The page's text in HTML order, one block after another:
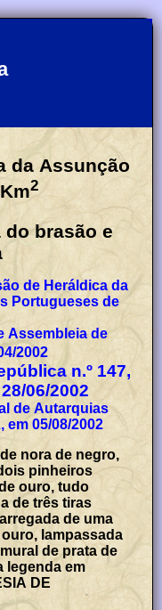
da Assunção
Km2
do brasão e
de Heráldica da
Portugueses de
Assembleia de
2002
n.º 147,
06/2002
de Autarquias
em 05/08/2002
nora de negro,
pinheiros
ouro, tudo
de três tiras
de uma
lampassada
de prata de
legenda em
DE